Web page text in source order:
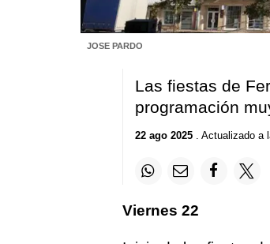
JOSE PARDO
Las fiestas de
programación
22 ago 2025. Actualizado a
Viernes 22